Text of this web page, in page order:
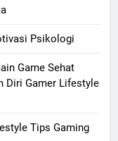
Psikologi
Game Sehat
Diri Gamer Lifestyle
Tips Gaming